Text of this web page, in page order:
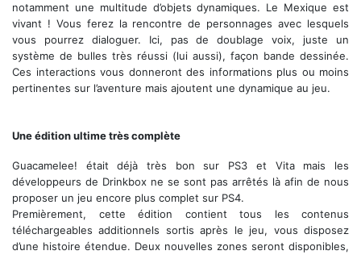
notamment une multitude d’objets dynamiques. Le Mexique est
vivant ! Vous ferez la rencontre de personnages avec lesquels
vous pourrez dialoguer. Ici, pas de doublage voix, juste un
système de bulles très réussi (lui aussi), façon bande dessinée.
Ces interactions vous donneront des informations plus ou moins
pertinentes sur l’aventure mais ajoutent une dynamique au jeu.
Une édition ultime très complète
Guacamelee! était déjà très bon sur PS3 et Vita mais les
développeurs de Drinkbox ne se sont pas arrêtés là afin de nous
proposer un jeu encore plus complet sur PS4.
Premièrement, cette édition contient tous les contenus
téléchargeables additionnels sortis après le jeu, vous disposez
d’une histoire étendue. Deux nouvelles zones seront disponibles,